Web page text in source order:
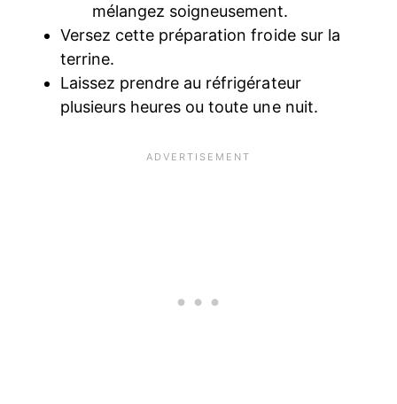
mélangez soigneusement.
Versez cette préparation froide sur la
terrine.
Laissez prendre au réfrigérateur
plusieurs heures ou toute une nuit.